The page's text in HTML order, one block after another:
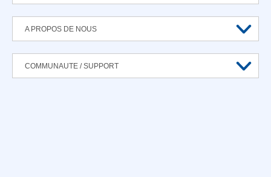
A PROPOS DE NOUS
COMMUNAUTE / SUPPORT